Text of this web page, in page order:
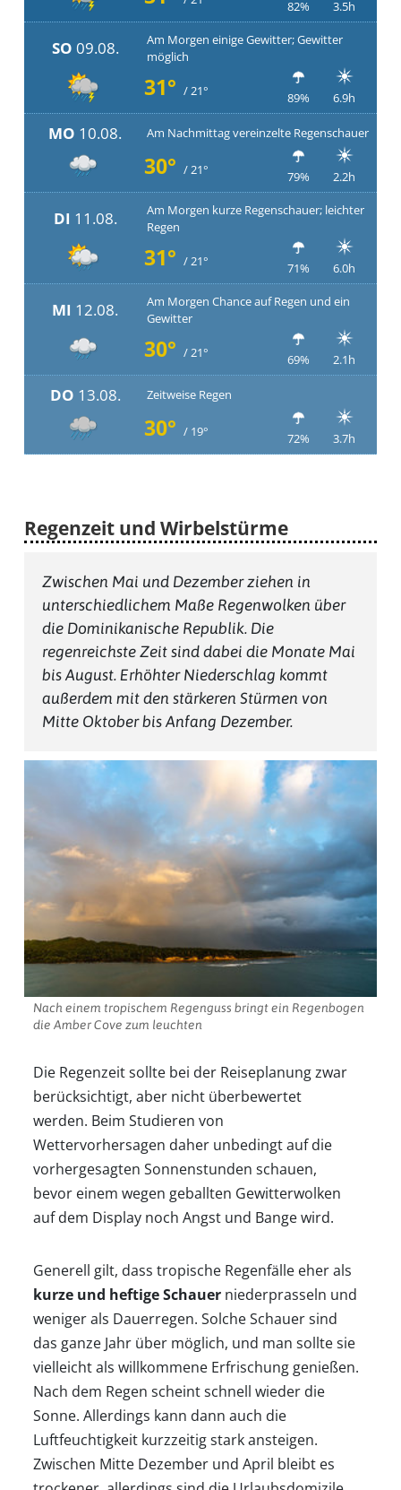
82% 3.5h
SO 09.08.
Am Morgen einige Gewitter; Gewitter
möglich
31° / 21° 89% 6.9h
MO 10.08. Am Nachmittag vereinzelte Regenschauer
30° / 21° 79% 2.2h
DI 11.08.
Am Morgen kurze Regenschauer; leichter
Regen
31° / 21° 71% 6.0h
MI 12.08.
Am Morgen Chance auf Regen und ein
Gewitter
30° / 21° 69% 2.1h
DO 13.08. Zeitweise Regen
30° / 19° 72% 3.7h
Regenzeit und Wirbelstürme
Zwischen Mai und Dezember ziehen in
unterschiedlichem Maße Regenwolken über
die Dominikanische Republik. Die
regenreichste Zeit sind dabei die Monate Mai
bis August. Erhöhter Niederschlag kommt
außerdem mit den stärkeren Stürmen von
Mitte Oktober bis Anfang Dezember.
Nach einem tropischem Regenguss bringt ein Regenbogen
die Amber Cove zum leuchten
Die Regenzeit sollte bei der Reiseplanung zwar
berücksichtigt, aber nicht überbewertet
werden. Beim Studieren von
Wettervorhersagen daher unbedingt auf die
vorhergesagten Sonnenstunden schauen,
bevor einem wegen geballten Gewitterwolken
auf dem Display noch Angst und Bange wird.
Generell gilt, dass tropische Regenfälle eher als
kurze und heftige Schauerniederprasseln und
weniger als Dauerregen. Solche Schauer sind
das ganze Jahr über möglich, und man sollte sie
vielleicht als willkommene Erfrischung genießen.
Nach dem Regen scheint schnell wieder die
Sonne. Allerdings kann dann auch die
Luftfeuchtigkeit kurzzeitig stark ansteigen.
Zwischen Mitte Dezember und April bleibt es